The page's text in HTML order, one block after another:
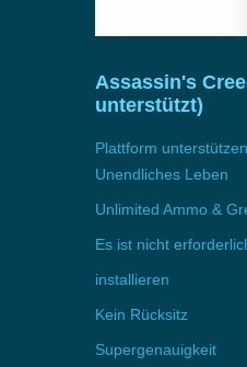
Assassin's
unterstützt)
Plattform
Unendliches Leben
Unlimited Ammo &
Es ist nicht
installieren
Kein Rücksitz
Supergenauigkeit